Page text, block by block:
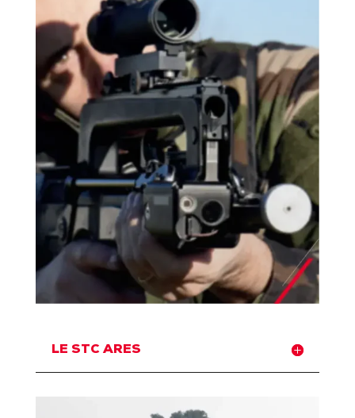
LE STC ARES